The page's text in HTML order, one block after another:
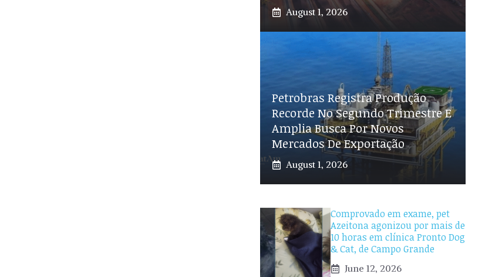
August 1, 2026
Petrobras Registra Produção
Recorde No Segundo Trimestre E
Amplia Busca Por Novos
Mercados De Exportação
August 1, 2026
Comprovado em exame, pet
Azeitona agonizou por mais de
10 horas em clínica Pronto Dog
& Cat, de Campo Grande
June 12, 2026